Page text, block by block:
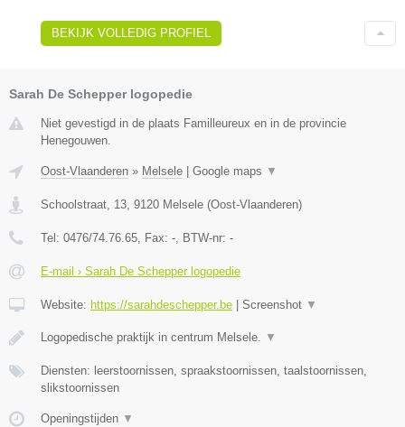
BEKIJK VOLLEDIG PROFIEL
Sarah De Schepper logopedie
Niet gevestigd in de plaats Familleureux en in de provincie
Henegouwen.
Oost-Vlaanderen » Melsele Google maps ▼
Schoolstraat, 13, 9120 Melsele (Oost-Vlaanderen)
Tel: 0476/74.76.65, Fax: -, BTW-nr: -
E-mail › Sarah De Schepper logopedie
Website: https://sarahdeschepper.be Screenshot ▼
Logopedische praktijk in centrum Melsele. ▼
Diensten: leerstoornissen, spraakstoornissen, taalstoornissen,
slikstoornissen
Openingstijden ▼